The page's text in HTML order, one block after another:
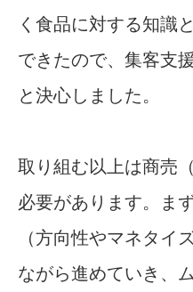
く食品に対する知識
できたので、集客支
と決心しました。
取り組む以上は商売
必要があります。ま
（方向性やマネタイ
ながら進めていき、